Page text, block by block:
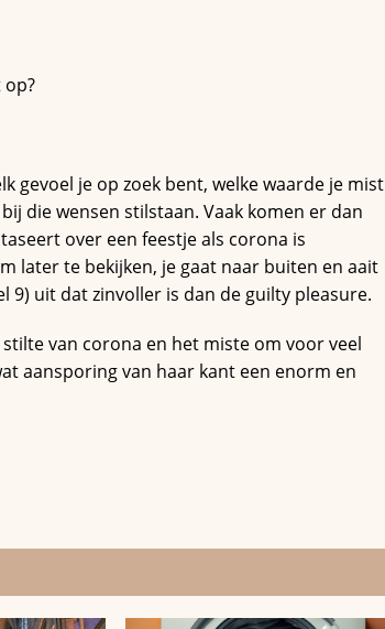
gevoel je op zoek bent, welke waarde je mist
die wensen stilstaan. Vaak komen er dan
over een feestje als corona is
later te bekijken, je gaat naar buiten en aait
9) uit dat zinvoller is dan de guilty pleasure.
van corona en het miste om voor veel
aansporing van haar kant een enorm en